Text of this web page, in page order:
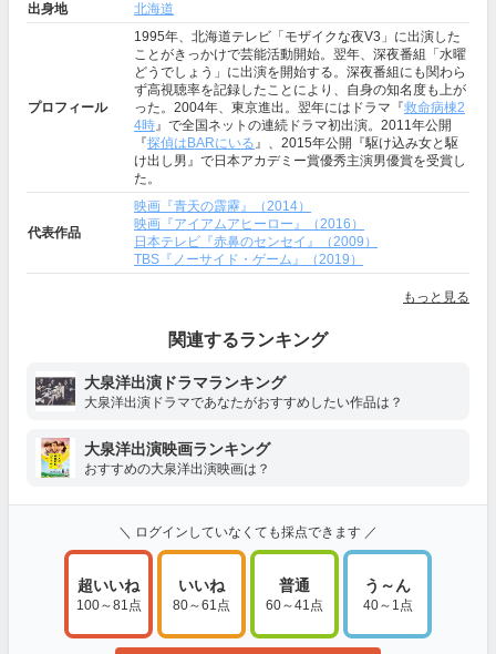
出身地 北海道
プロフィール
1995年、北海道テレビ「モザイクな夜V3」に出演した
ことがきっかけで芸能活動開始。翌年、深夜番組「水曜
どうでしょう」に出演を開始する。深夜番組にも関わら
ず高視聴率を記録したことにより、自身の知名度も上が
った。2004年、東京進出。翌年にはドラマ『救命病棟2
4時』で全国ネットの連続ドラマ初出演。2011年公開
『探偵はBARにいる』、2015年公開『駆け込み女と駆
け出し男』で日本アカデミー賞優秀主演男優賞を受賞し
た。
代表作品
映画『青天の霹靂』（2014）
映画『アイアムアヒーロー』（2016）
日本テレビ『赤鼻のセンセイ』（2009）
TBS『ノーサイド・ゲーム』（2019）
もっと見る
関連するランキング
大泉洋出演ドラマランキング
大泉洋出演ドラマであなたがおすすめしたい作品は？
大泉洋出演映画ランキング
おすすめの大泉洋出演映画は？
＼ ログインしていなくても採点できます ／
超いいね
100～81点
いいね
80～61点
普通
60～41点
う～ん
40～1点